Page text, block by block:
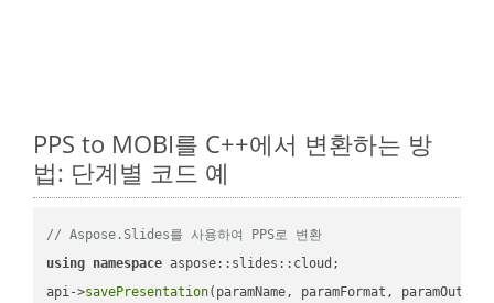
PPS to MOBI를 C++에서 변환하는 방
법: 단계별 코드 예
// Aspose.Slides를 사용하여 PPS로 변환
using namespace aspose::slides::cloud;
api->savePresentation(paramName, paramFormat,